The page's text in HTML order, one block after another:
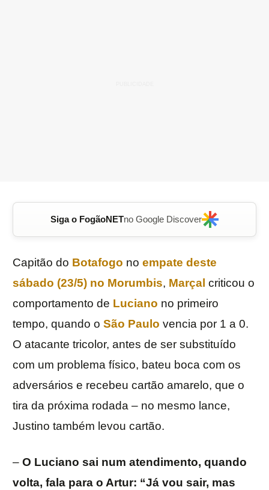
Siga o FogãoNETno Google Discover
Capitão do Botafogo no empate deste
sábado (23/5) no Morumbis, Marçal criticou o
comportamento de Luciano no primeiro
tempo, quando o São Paulo vencia por 1 a 0.
O atacante tricolor, antes de ser substituído
com um problema físico, bateu boca com os
adversários e recebeu cartão amarelo, que o
tira da próxima rodada – no mesmo lance,
Justino também levou cartão.
– O Luciano sai num atendimento, quando
volta, fala para o Artur: “Já vou sair, mas